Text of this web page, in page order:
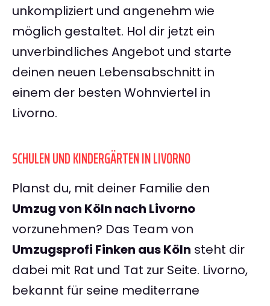
unkompliziert und angenehm wie
möglich gestaltet. Hol dir jetzt ein
unverbindliches Angebot und starte
deinen neuen Lebensabschnitt in
einem der besten Wohnviertel in
Livorno.
SCHULEN UND KINDERGÄRTEN IN LIVORNO
Planst du, mit deiner Familie den
Umzug von Köln nach Livorno
vorzunehmen? Das Team von
Umzugsprofi Finken aus Köln steht dir
dabei mit Rat und Tat zur Seite. Livorno,
bekannt für seine mediterrane